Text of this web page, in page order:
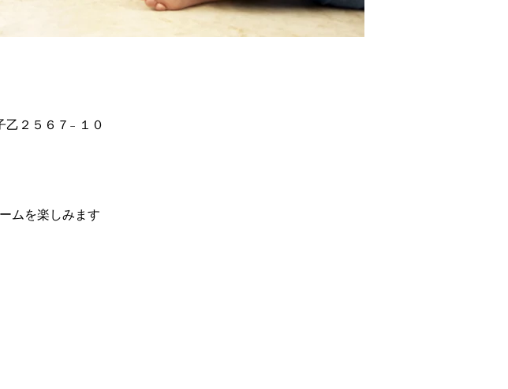
乙２５６７−１０
ムを楽しみます